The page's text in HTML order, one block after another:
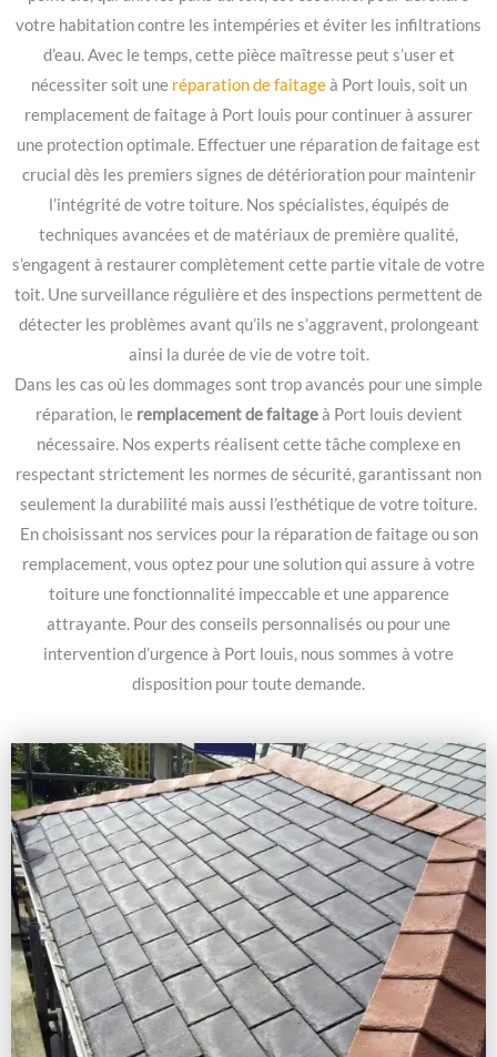
votre habitation contre les intempéries et éviter les infiltrations
d’eau. Avec le temps, cette pièce maîtresse peut s’user et
nécessiter soit une réparation de faitageà Port louis, soit un
remplacement de faitage à Port louis pour continuer à assurer
une protection optimale. Effectuer une réparation de faitage est
crucial dès les premiers signes de détérioration pour maintenir
l’intégrité de votre toiture. Nos spécialistes, équipés de
techniques avancées et de matériaux de première qualité,
s’engagent à restaurer complètement cette partie vitale de votre
toit. Une surveillance régulière et des inspections permettent de
détecter les problèmes avant qu’ils ne s’aggravent, prolongeant
ainsi la durée de vie de votre toit.
Dans les cas où les dommages sont trop avancés pour une simple
réparation, le remplacement de faitageà Port louis devient
nécessaire. Nos experts réalisent cette tâche complexe en
respectant strictement les normes de sécurité, garantissant non
seulement la durabilité mais aussi l’esthétique de votre toiture.
En choisissant nos services pour la réparation de faitage ou son
remplacement, vous optez pour une solution qui assure à votre
toiture une fonctionnalité impeccable et une apparence
attrayante. Pour des conseils personnalisés ou pour une
intervention d’urgence à Port louis, nous sommes à votre
disposition pour toute demande.